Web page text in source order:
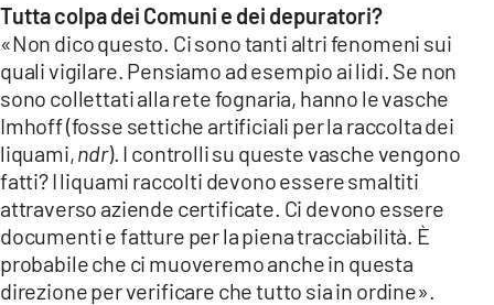
Tutta colpa dei Comuni e dei depuratori?
«Non dico questo. Ci sono tanti altri fenomeni sui
quali vigilare. Pensiamo ad esempio ai lidi. Se non
sono collettati alla rete fognaria, hanno le vasche
Imhoff (fosse settiche artificiali per la raccolta dei
liquami,ndr). I controlli su queste vasche vengono
fatti? I liquami raccolti devono essere smaltiti
attraverso aziende certificate. Ci devono essere
documenti e fatture per la piena tracciabilità. È
probabile che ci muoveremo anche in questa
direzione per verificare che tutto sia in ordine».